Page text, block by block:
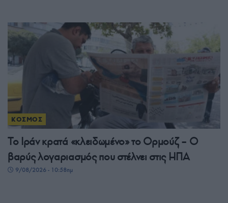
ΚΟΣΜΟΣ
Το Ιράν κρατά «κλειδωμένο» το Ορμούζ – Ο
βαρύς λογαριασμός που στέλνει στις ΗΠΑ
9/08/2026 - 10:58πμ